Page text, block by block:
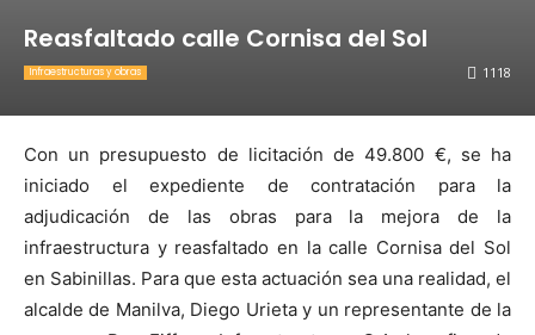
Reasfaltado calle Cornisa del Sol
1118
Infraestructuras y obras
Con un presupuesto de licitación de 49.800 €, se ha
iniciado el expediente de contratación para la
adjudicación de las obras para la mejora de la
infraestructura y reasfaltado en la calle Cornisa del Sol
en Sabinillas. Para que esta actuación sea una realidad, el
alcalde de Manilva, Diego Urieta y un representante de la